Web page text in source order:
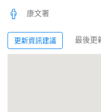
康文署
更新資訊建議 最後